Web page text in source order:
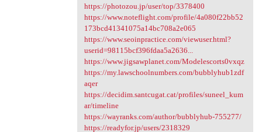
https://photozou.jp/user/top/3378400
https://www.noteflight.com/profile/4a080f22bb52
173bcd41341075a14bc708a2e065
https://www.seoinpractice.com/viewuser.html?
userid=98115bcf396fdaa5a2636...
https://www.jigsawplanet.com/Modelescorts0vxqz
https://my.lawschoolnumbers.com/bubblyhub1zdf
aqer
https://decidim.santcugat.cat/profiles/suneel_kum
ar/timeline
https://wayranks.com/author/bubblyhub-755277/
https://readyfor.jp/users/2318329